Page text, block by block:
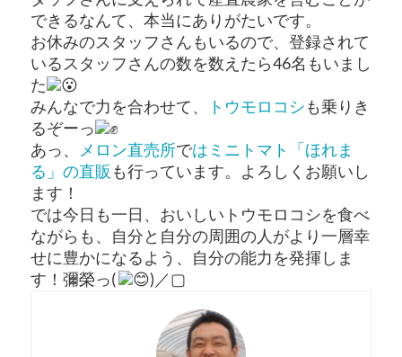
できるなんて、本当にありがたいです。
お休みのスタッフさんもいるので、登録されて
いるスタッフさんの数を数えたら46名もいまし
た
みんなで力を合わせて、
トウモロコシも乗りき
るぞーっ
あっ、
メロン直売所ではミニトマト「ほれま
る」の直販 も行っています。よろしくお願いし
ます！
では今日も一日、おいしいトウモロコシを食べ
ながらも、自分と自分の周囲の人がより一層幸
せに豊かになるよう、自分の能力を発揮しま
す！彌榮っ(
)／▢